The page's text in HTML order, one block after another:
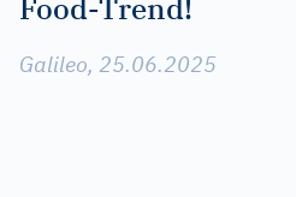
Food-Trend!
Galileo, 25.06.2025